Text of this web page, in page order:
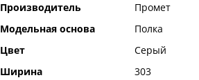
Производитель
Промет
Модельная основа
Полка
Цвет
Серый
Ширина
303